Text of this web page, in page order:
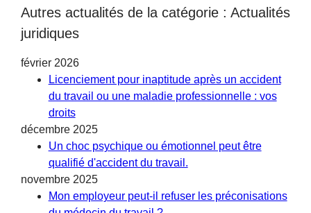
Autres actualités de la catégorie : Actualités
juridiques
février 2026
Licenciement pour inaptitude après un accident
du travail ou une maladie professionnelle : vos
droits
décembre 2025
Un choc psychique ou émotionnel peut être
qualifié d'accident du travail.
novembre 2025
Mon employeur peut-il refuser les préconisations